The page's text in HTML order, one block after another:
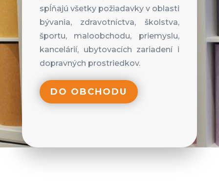
spĺňajú všetky požiadavky v oblasti
bývania, zdravotníctva, školstva,
športu, maloobchodu, priemyslu,
kancelárií, ubytovacích zariadení i
dopravných prostriedkov.
DO OBCHODU